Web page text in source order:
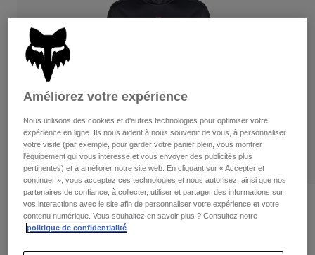
Goggles
Guards & Protection
Gloves
Jackets & Hydration Vests
Base Layers
Gear Bags
Pants
Pads & Protection
Jackets
Gloves
Goggles
Base Layers
Shorts
Swim
Tout acheter
Womens
Hats
Shirts
Sweatshirts
Jackets
Ranger Drive Jersey
non.32057
Améliorez votre expérience
Nous utilisons des cookies et d'autres technologies pour optimiser votre
expérience en ligne. Ils nous aident à nous souvenir de vous, à personnaliser
votre visite (par exemple, pour garder votre panier plein, vous montrer
l'équipement qui vous intéresse et vous envoyer des publicités plus
pertinentes) et à améliorer notre site web. En cliquant sur « Accepter et
continuer », vous acceptez ces technologies et nous autorisez, ainsi que nos
partenaires de confiance, à collecter, utiliser et partager des informations sur
vos interactions avec le site afin de personnaliser votre expérience et votre
contenu numérique. Vous souhaitez en savoir plus ? Consultez notre
politique de confidentialité